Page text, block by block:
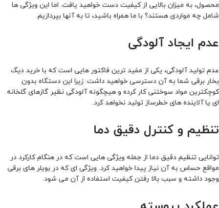
محصول، به میزان بالایی از کیفیت دست خواهید یافت. اما این ویژگی ها
شامل چه مواردی هستند؟ با ما همراه باشید، تا به آنها بپردازیم.
عدم ایجاد آلودگی
عدم تولید آلودگی، یکی از مفید ترین فاکتور هایی است که با خرید دیگ
بخار برقی شما به آن دسترسی خواهید داشت. زیرا این دستگاه بدون
کوچکترین مواد سوختنی کار کرده و هیچگونه آلودگی نظیر گازهای گلخانه
ای یا آلاینده های خطرساز تولید نخواهد کرد.
تنظیم و کنترل دقیق دما
توانایی تنظیم دقیق دما از جمله ویژگی هایی است که در هنگام کارکرد در
مواقع حساس به آن نیاز پیدا خواهید کرد. ویژگی ای که در بویلر های برقی
وجود داشته و سبب بالا رفتن کیفیت استفاده از آن می شود.